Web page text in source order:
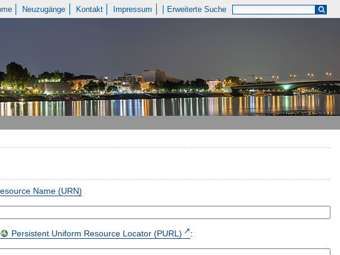
Neuzugänge Kontakt Impressum Erweiterte Suche
Name (URN)
Persistent Uniform Resource Locator (PURL) :